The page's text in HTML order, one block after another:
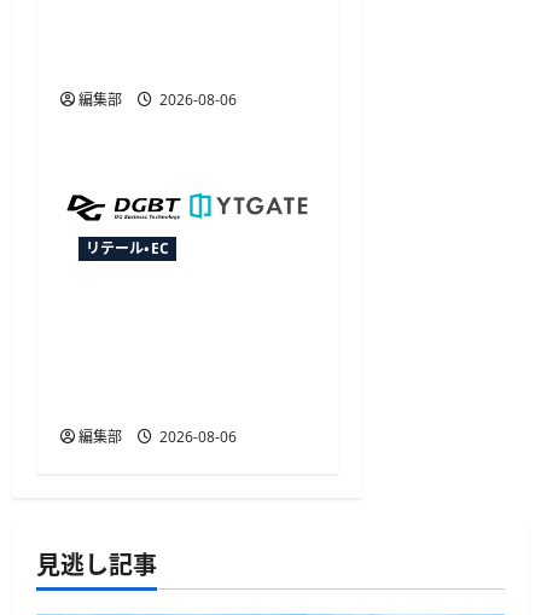
編集部 2026-08-06
リテール・EC
編集部 2026-08-06
見逃し記事